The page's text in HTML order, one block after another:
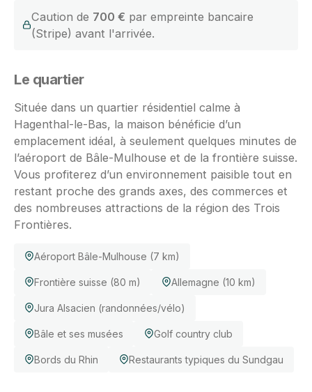
Caution de 700 € par empreinte bancaire
(Stripe) avant l'arrivée.
Le quartier
Située dans un quartier résidentiel calme à
Hagenthal-le-Bas, la maison bénéficie d’un
emplacement idéal, à seulement quelques minutes de
l’aéroport de Bâle-Mulhouse et de la frontière suisse.
Vous profiterez d’un environnement paisible tout en
restant proche des grands axes, des commerces et
des nombreuses attractions de la région des Trois
Frontières.
Aéroport Bâle-Mulhouse (7 km)
Frontière suisse (80 m) Allemagne (10 km)
Jura Alsacien (randonnées/vélo)
Bâle et ses musées Golf country club
Bords du Rhin Restaurants typiques du Sundgau